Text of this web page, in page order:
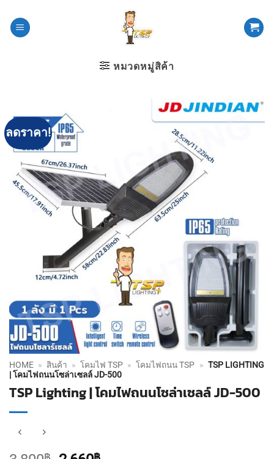
หมวดหมู่สิค้า
ลดราคา!
HOME » สินค้า » โคมไฟ TSP » โคมไฟถนน TSP » TSP LIGHTING
| โคมไฟถนนโซล่าเซลล์ JD-500
TSP Lighting | โคมไฟถนนโซล่าเซลล์ JD-500